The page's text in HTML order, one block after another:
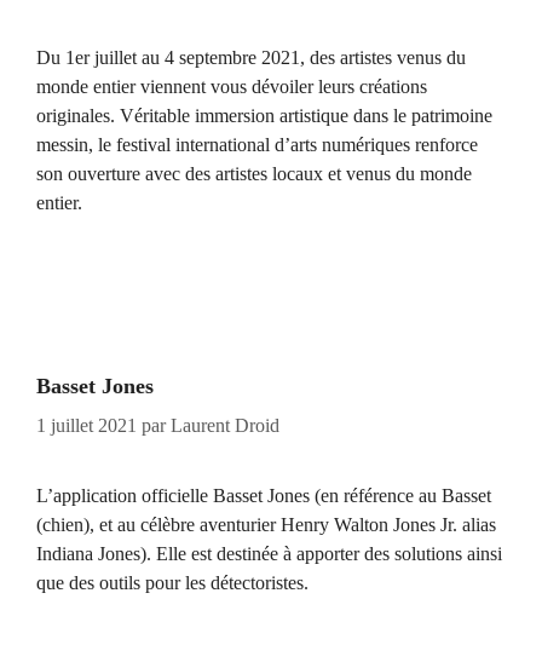
Du 1er juillet au 4 septembre 2021, des artistes venus du
monde entier viennent vous dévoiler leurs créations
originales. Véritable immersion artistique dans le patrimoine
messin, le festival international d’arts numériques renforce
son ouverture avec des artistes locaux et venus du monde
entier.
Basset Jones
1 juillet 2021 parLaurent Droid
L’application officielle Basset Jones (en référence au Basset
(chien), et au célèbre aventurier Henry Walton Jones Jr. alias
Indiana Jones). Elle est destinée à apporter des solutions ainsi
que des outils pour les détectoristes.